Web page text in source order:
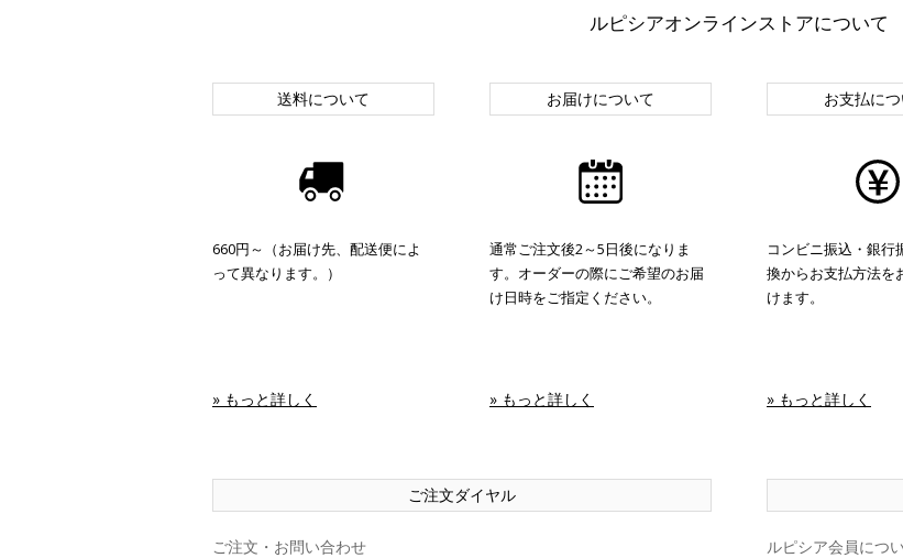
ルピシアオンラインストアについて
送料について
660円～（お届け先、配送便によ
って異なります。）
» もっと詳しく
お届けについて
通常ご注文後2～5日後になりま
す。オーダーの際にご希望のお届
け日時をご指定ください。
» もっと詳しく
お支払に
コンビニ振込・銀行
換からお支払方法を
けます。
» もっと詳しく
ご注文ダイヤル
ご注文・お問い合わせ ルピシア会員につ